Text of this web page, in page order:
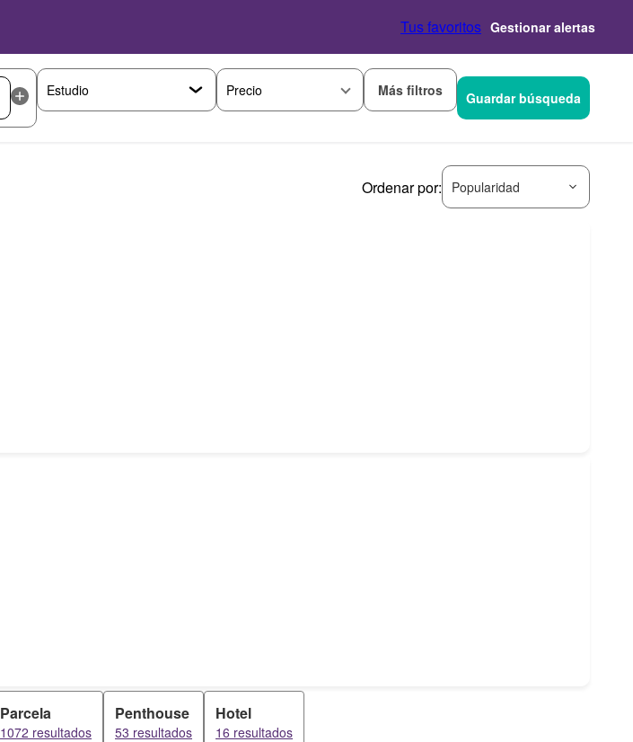
Tus favoritos Gestionar alertas
Precio Más filtros Guardar búsqueda
Ordenar por: Popularidad
Parcela
1072 resultados
Penthouse
53 resultados
Hotel
16 resultados